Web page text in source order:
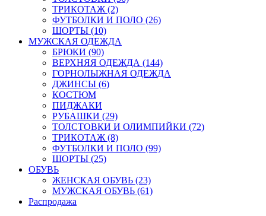
ТРИКОТАЖ (2)
ФУТБОЛКИ И ПОЛО (26)
ШОРТЫ (10)
МУЖСКАЯ ОДЕЖДА
БРЮКИ (90)
ВЕРХНЯЯ ОДЕЖДА (144)
ГОРНОЛЫЖНАЯ ОДЕЖДА
ДЖИНСЫ (6)
КОСТЮМ
ПИДЖАКИ
РУБАШКИ (29)
ТОЛСТОВКИ И ОЛИМПИЙКИ (72)
ТРИКОТАЖ (8)
ФУТБОЛКИ И ПОЛО (99)
ШОРТЫ (25)
ОБУВЬ
ЖЕНСКАЯ ОБУВЬ (23)
МУЖСКАЯ ОБУВЬ (61)
Распродажа